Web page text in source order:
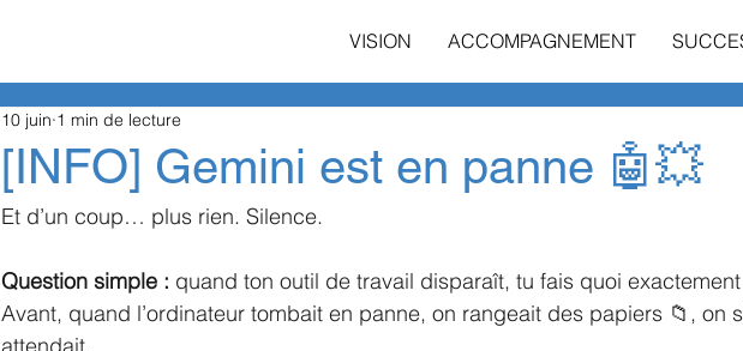
VISION ACCOMPAGNEMENT
[INFO] Gemini est en panne 🤖💥
10 juin 1 min de lecture
Et d’un coup… plus rien. Silence.
Question simple : quand ton outil de travail disparaît, tu fais quoi
Avant, quand l’ordinateur tombait en panne, on rangeait des papiers 📁, on